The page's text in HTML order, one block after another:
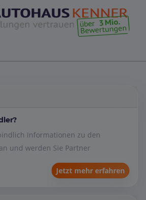
Informationen zu den
und werden Sie Partner
Jetzt mehr erfahren